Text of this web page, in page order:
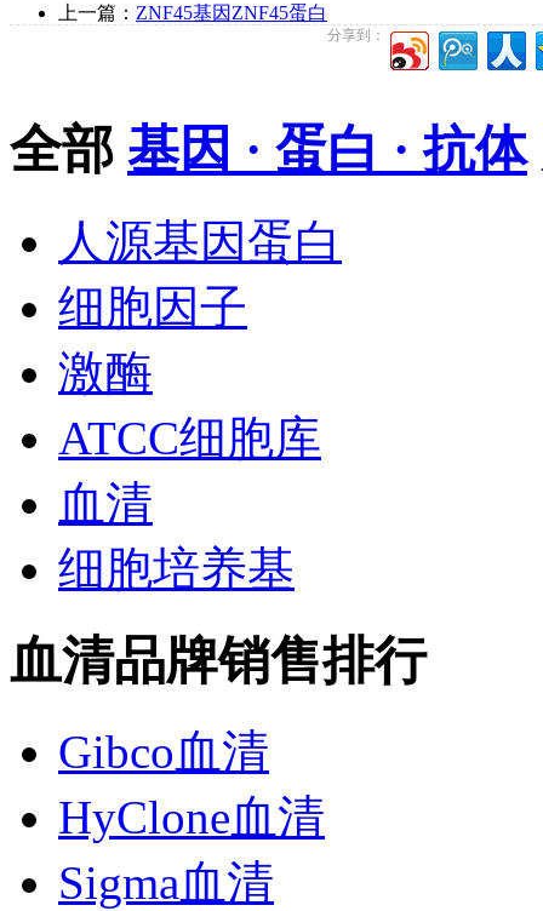
上一篇： ZNF45基因ZNF45蛋白
分享到：
全部 基因 · 蛋白 · 抗体
人源基因蛋白
细胞因子
激酶
ATCC细胞库
血清
细胞培养基
血清品牌销售排行
Gibco血清
HyClone血清
Sigma血清